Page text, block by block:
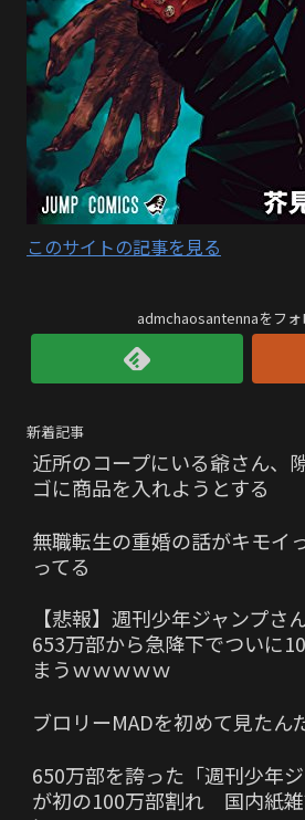
このサイトの記事を見る
admchaosantennaをフォ
新着記事
近所のコープにいる爺さん、
ゴに商品を入れようとする
無職転生の重婚の話がキモイ
ってる
【悲報】週刊少年ジャンプさ
653万部から急降下でついに
まうｗｗｗｗｗ
ブロリーMADを初めて見たん
650万部を誇った「週刊少年
が初の100万部割れ 国内紙